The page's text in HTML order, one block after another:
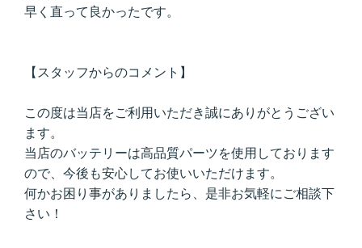
早く直って良かったです。
【スタッフからのコメント】
この度は当店をご利用いただき誠にありがとうござい
ます。
当店のバッテリーは高品質パーツを使用しております
ので、今後も安心してお使いいただけます。
何かお困り事がありましたら、是非お気軽にご相談下
さい！